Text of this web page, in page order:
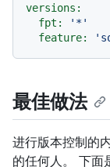
versions:
fpt:
'*'
feature:
最佳做法
进行版本控制的
的任何人。 下面